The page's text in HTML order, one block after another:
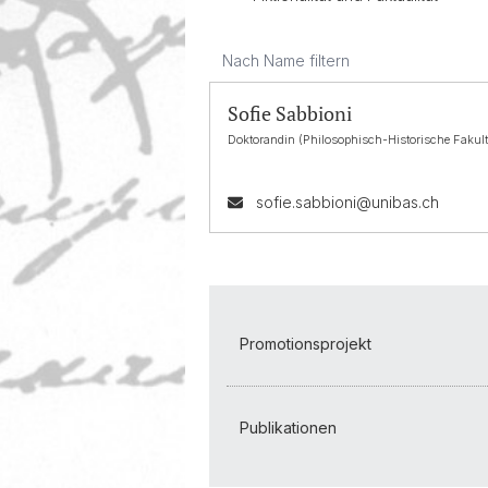
Sofie Sabbioni
Doktorandin (Philosophisch-Historische
sofie.sabbioni@unibas.ch
Promotionsprojekt
Publikationen